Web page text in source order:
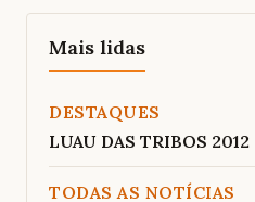
Mais lidas
DESTAQUES
LUAU DAS TRIBOS
TODAS AS NOTÍCIAS